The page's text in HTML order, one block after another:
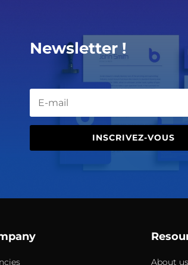
Newsletter !
INSCRIVEZ-VOUS
About us